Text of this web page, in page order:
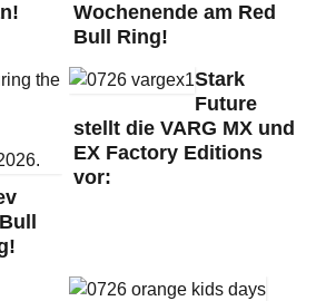
Wochenende am Red
Bull Ring!
Stark
Future
stellt die VARG MX und
EX Factory Editions
vor: